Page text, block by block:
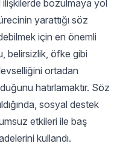
ilişkilerde bozulmaya yol
yarattığı söz
için en önemli
belirsizlik, öfke gibi
ortadan
hatırlamaktır. Söz
sosyal destek
etkileri ile baş
kullandı.